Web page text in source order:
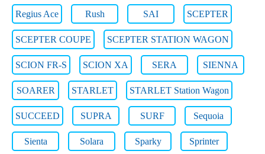
Regius Ace Rush SAI SCEPTER
SCEPTER COUPE SCEPTER STATION WAGON
SCION FR-S SCION XA SERA SIENNA
SOARER STARLET STARLET Station Wagon
SUCCEED SUPRA SURF Sequoia
Sienta Solara Sparky Sprinter